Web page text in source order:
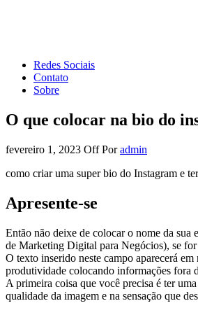
Redes Sociais
Contato
Sobre
O que colocar na bio do
fevereiro 1, 2023 OffPor admin
como criar uma super bio do Instagram e
Apresente-se
Então não deixe de colocar o nome da sua
de Marketing Digital para Negócios), se
O texto inserido neste campo aparecerá
produtividade colocando informações fora
A primeira coisa que você precisa é ter
qualidade da imagem e na sensação que